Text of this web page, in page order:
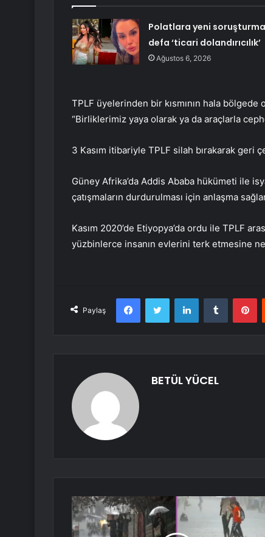
Polatlara yeni
defa ‘ticari dolandırıcılık’
Ağustos 6, 2026
TPLF üyelerinden bir kısmının hala
“Birliklerimiz yaya olarak ya da araçlarla
3 Kasım itibariyle TPLF silah bırakarak geri
Güney Afrika’da Addis Ababa hükümeti ile
çatışmaların durdurulması için anlaşma
Kasım 2020’de Etiyopya’da ordu ile TPLF
yüzbinlerce insanın evlerini terk etmesine
Paylaş
FacebookTwitter LinkedInTumblr
BETÜL YÜCEL